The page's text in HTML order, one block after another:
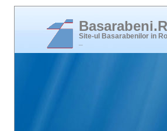
Site-ul Basarabenilor in